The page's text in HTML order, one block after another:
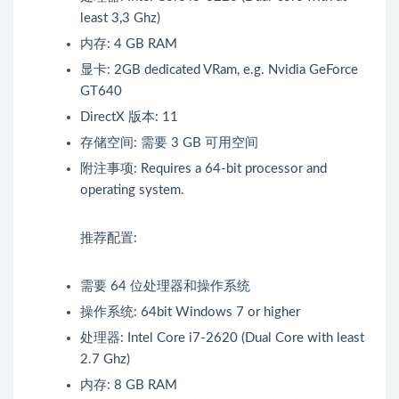
least 3,3 Ghz)
内存: 4 GB RAM
显卡: 2GB dedicated VRam, e.g. Nvidia GeForce
GT640
DirectX 版本: 11
存储空间: 需要 3 GB 可用空间
附注事项: Requires a 64-bit processor and
operating system.
推荐配置:
需要 64 位处理器和操作系统
操作系统: 64bit Windows 7 or higher
处理器: Intel Core i7-2620 (Dual Core with least
2.7 Ghz)
内存: 8 GB RAM